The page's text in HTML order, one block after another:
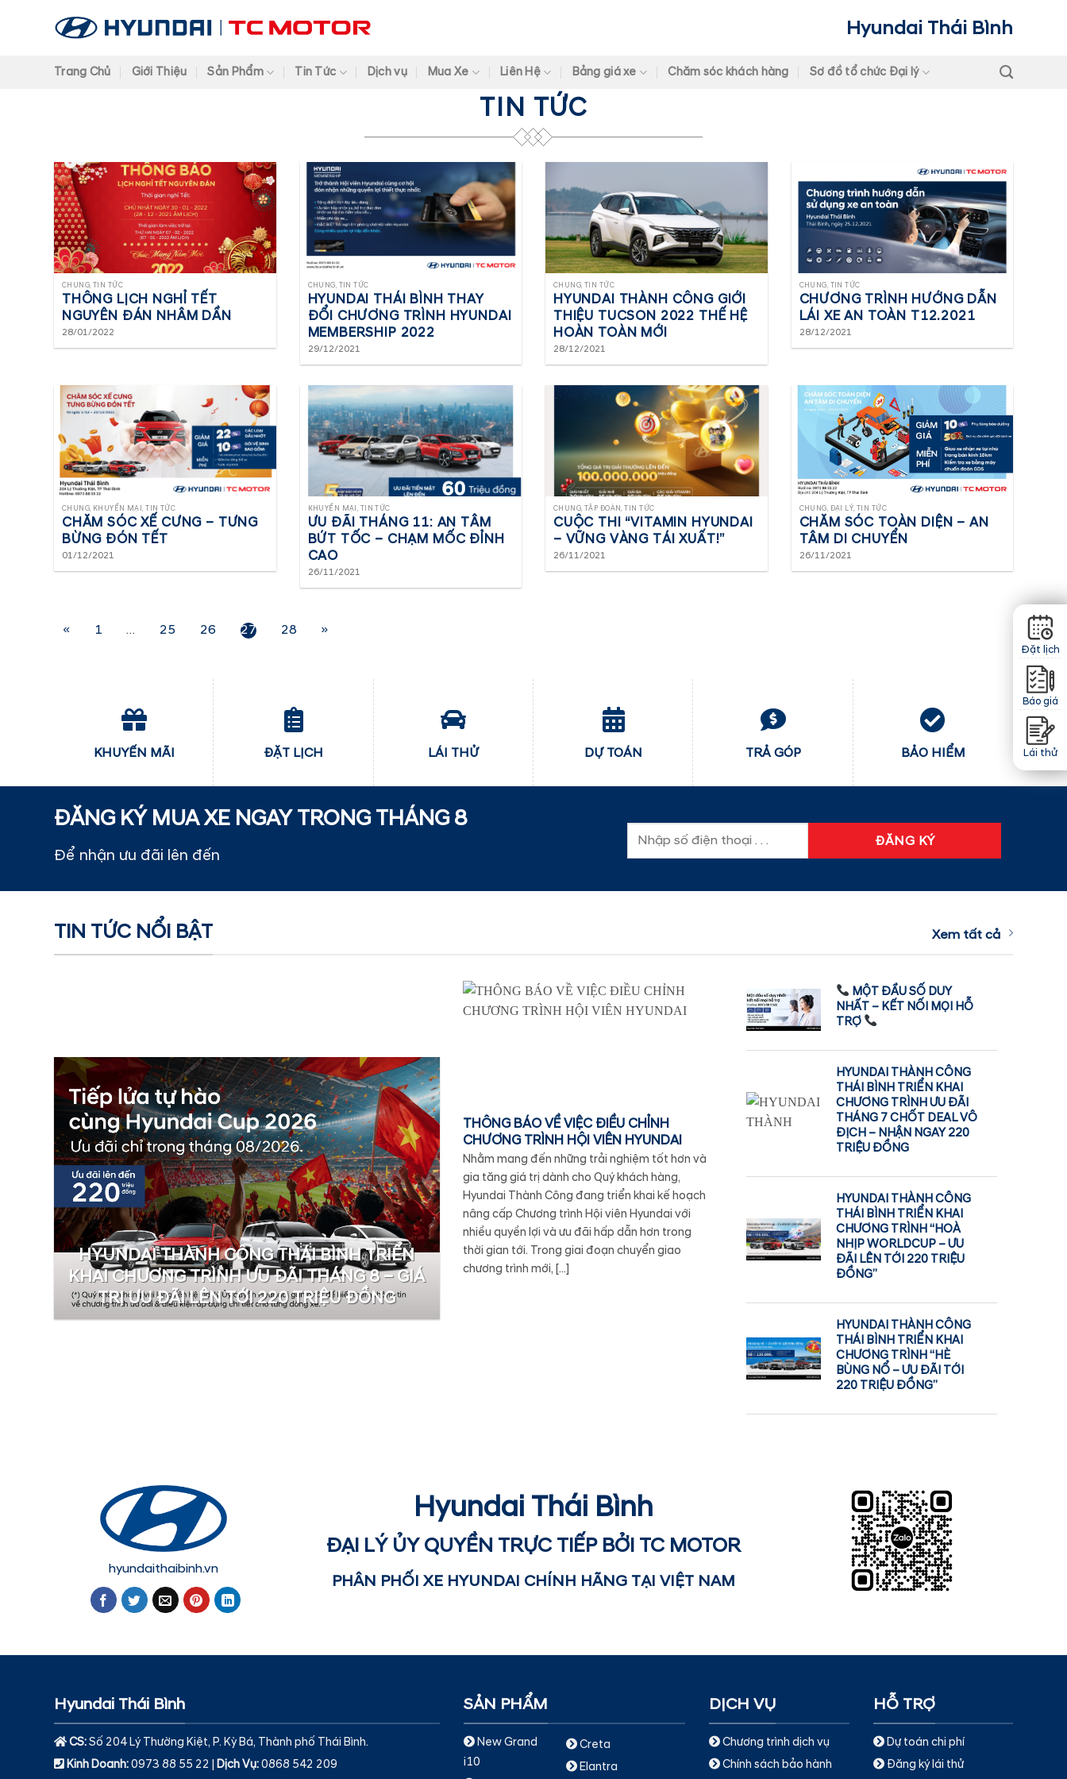
Hyundai Thái Bình
Trang Chủ Giới Thiệu Sản Phẩm Tin Tức Dịch vụ Mua Xe Liên Hệ Bảng giá xe Chăm sóc khách hàng Sơ đồ tổ chức Đại lý
TIN TỨC
CHUNG, TIN TỨC
THÔNG LỊCH NGHỈ TẾT
NGUYÊN ĐÁN NHÂM DẦN
28/01/2022
CHUNG, TIN TỨC
HYUNDAI THÁI BÌNH THAY
ĐỔI CHƯƠNG TRÌNH HYUNDAI
MEMBERSHIP 2022
29/12/2021
CHUNG, TIN TỨC
HYUNDAI THÀNH CÔNG GIỚI
THIỆU TUCSON 2022 THẾ HỆ
HOÀN TOÀN MỚI
28/12/2021
CHUNG, TIN TỨC
CHƯƠNG TRÌNH HƯỚNG DẪN
LÁI XE AN TOÀN T12.2021
28/12/2021
CHUNG, KHUYẾN MẠI, TIN TỨC
CHĂM SÓC XẾ CƯNG – TƯNG
BỪNG ĐÓN TẾT
01/12/2021
KHUYẾN MẠI, TIN TỨC
ƯU ĐÃI THÁNG 11: AN TÂM
BỨT TỐC – CHẠM MỐC ĐỈNH
CAO
26/11/2021
CHUNG, TẬP ĐOÀN, TIN TỨC
CUỘC THI “VITAMIN HYUNDAI
– VỮNG VÀNG TÁI XUẤT!”
26/11/2021
CHUNG, ĐẠI LÝ, TIN TỨC
CHĂM SÓC TOÀN DIỆN – AN
TÂM DI CHUYỂN
26/11/2021
« 1 … 25 26 27 28 »
KHUYẾN MÃI ĐẶT LỊCH LÁI THỬ DỰ TOÁN TRẢ GÓP BẢO HIỂM
ĐĂNG KÝ MUA XE NGAY TRONG THÁNG8
Để nhận ưu đãi lên đến
TIN TỨC NỔI BẬT Xem tất cả
HYUNDAI THÀNH CÔNG THÁI BÌNH TRIỂN
KHAI CHƯƠNG TRÌNH ƯU ĐÃI THÁNG 8 – GIÁ
TRỊ ƯU ĐÃI LÊN TỚI 220 TRIỆU ĐỒNG
THÔNG BÁO VỀ VIỆC ĐIỀU CHỈNH
CHƯƠNG TRÌNH HỘI VIÊN HYUNDAI
Nhằm mang đến những trải nghiệm tốt hơn và
gia tăng giá trị dành cho Quý khách hàng,
Hyundai Thành Công đang triển khai kế hoạch
nâng cấp Chương trình Hội viên Hyundai với
nhiều quyền lợi và ưu đãi hấp dẫn hơn trong
thời gian tới. Trong giai đoạn chuyển giao
chương trình mới, […]
MỘT ĐẦU SỐ DUY
NHẤT – KẾT NỐI MỌI HỖ
TRỢ
HYUNDAI THÀNH CÔNG
THÁI BÌNH TRIỂN KHAI
CHƯƠNG TRÌNH ƯU ĐÃI
THÁNG 7 CHỐT DEAL VÔ
ĐỊCH – NHẬN NGAY 220
TRIỆU ĐỒNG
HYUNDAI THÀNH CÔNG
THÁI BÌNH TRIỂN KHAI
CHƯƠNG TRÌNH “HOÀ
NHỊP WORLDCUP – ƯU
ĐÃI LÊN TỚI 220 TRIỆU
ĐỒNG”
HYUNDAI THÀNH CÔNG
THÁI BÌNH TRIỂN KHAI
CHƯƠNG TRÌNH “HÈ
BÙNG NỔ – ƯU ĐÃI TỚI
220 TRIỆU ĐỒNG”
hyundaithaibinh.vn
Hyundai Thái Bình
ĐẠI LÝ ỦY QUYỀN TRỰC TIẾP BỞI TC MOTOR
PHÂN PHỐI XE HYUNDAI CHÍNH HÃNG TẠI VIỆT NAM
Hyundai Thái Bình
CS:Số 204 Lý Thường Kiệt, P. Kỳ Bá, Thành phố Thái Bình.
Kinh Doanh:0973 88 55 22 | Dịch Vụ:0868 542 209
SẢN PHẨM
New Grand
i10
Creta
Elantra
DỊCH VỤ
Chương trình dịch vụ
Chính sách bảo hành
HỖ TRỢ
Dự toán chi phí
Đăng ký lái thử
Đặt lịch
Báo giá
Lái thử